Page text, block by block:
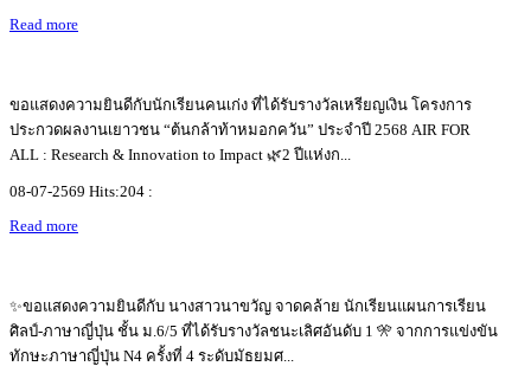
Read more
ขอแสดงความยินดีกับนักเรียนคนเก่ง ที่ได้รับรางวัลเหรียญเงิน โครงการ
ประกวดผลงานเยาวชน “ต้นกล้าท้าหมอกควัน” ประจำปี 2568 AIR FOR
ALL : Research & Innovation to Impact 🌿2 ปีแห่งก...
08-07-2569 Hits:204 :
Read more
✨ขอแสดงความยินดีกับ นางสาวนาขวัญ จาดคล้าย นักเรียนแผนการเรียน
ศิลป์-ภาษาญี่ปุ่น ชั้น ม.6/5 ที่ได้รับรางวัลชนะเลิศอันดับ 1 🎌 จากการแข่งขัน
ทักษะภาษาญี่ปุ่น N4 ครั้งที่ 4 ระดับมัธยมศ...